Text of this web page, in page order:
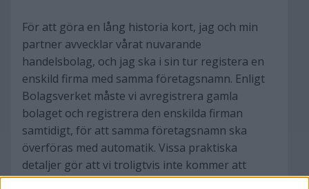
För att göra en lång historia kort, jag och min
partner avvecklar vårat nuvarande
handelsbolag, och jag ska i sin tur registera en
enskild firma med samma företagsnamn. Enligt
Bolagsverket måste vi avregistrera gamla
bolaget och registrera den enskilda firman
samtidigt, för att samma företagsnamn ska
överföras med automatik. Vissa praktiska
detaljer gör att vi troligtvis inte kommer att
kunna genomföra avregistreringen förränn om